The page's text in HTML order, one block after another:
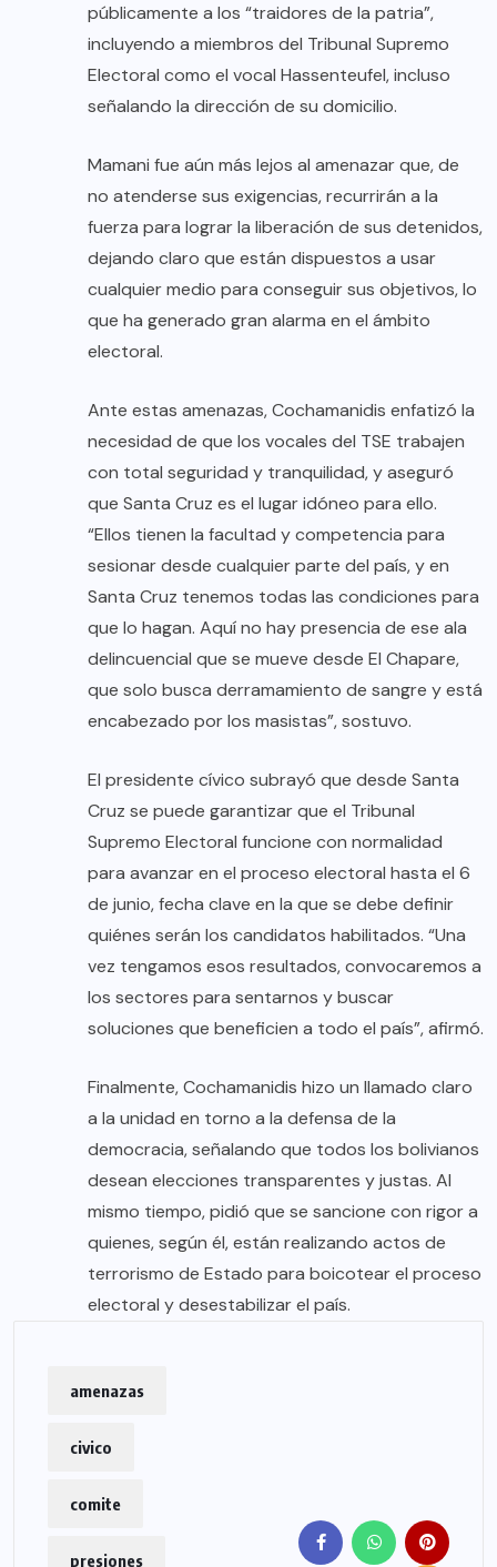
públicamente a los “traidores de la patria”,
incluyendo a miembros del Tribunal Supremo
Electoral como el vocal Hassenteufel, incluso
señalando la dirección de su domicilio.
Mamani fue aún más lejos al amenazar que, de
no atenderse sus exigencias, recurrirán a la
fuerza para lograr la liberación de sus detenidos,
dejando claro que están dispuestos a usar
cualquier medio para conseguir sus objetivos, lo
que ha generado gran alarma en el ámbito
electoral.
Ante estas amenazas, Cochamanidis enfatizó la
necesidad de que los vocales del TSE trabajen
con total seguridad y tranquilidad, y aseguró
que Santa Cruz es el lugar idóneo para ello.
“Ellos tienen la facultad y competencia para
sesionar desde cualquier parte del país, y en
Santa Cruz tenemos todas las condiciones para
que lo hagan. Aquí no hay presencia de ese ala
delincuencial que se mueve desde El Chapare,
que solo busca derramamiento de sangre y está
encabezado por los masistas”, sostuvo.
El presidente cívico subrayó que desde Santa
Cruz se puede garantizar que el Tribunal
Supremo Electoral funcione con normalidad
para avanzar en el proceso electoral hasta el 6
de junio, fecha clave en la que se debe definir
quiénes serán los candidatos habilitados. “Una
vez tengamos esos resultados, convocaremos a
los sectores para sentarnos y buscar
soluciones que beneficien a todo el país”, afirmó.
Finalmente, Cochamanidis hizo un llamado claro
a la unidad en torno a la defensa de la
democracia, señalando que todos los bolivianos
desean elecciones transparentes y justas. Al
mismo tiempo, pidió que se sancione con rigor a
quienes, según él, están realizando actos de
terrorismo de Estado para boicotear el proceso
electoral y desestabilizar el país.
amenazas
civico
comite
presiones